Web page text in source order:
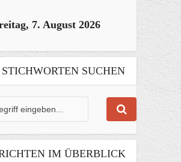
7. August 2026
SUCHEN
IM ÜBERBLICK